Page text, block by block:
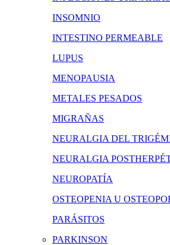
INSOMNIO
INTESTINO PERMEABLE
LUPUS
MENOPAUSIA
METALES PESADOS
MIGRAÑAS
NEURALGIA DEL
NEURALGIA
NEUROPATÍA
OSTEOPENIA U
PARÁSITOS
PARKINSON